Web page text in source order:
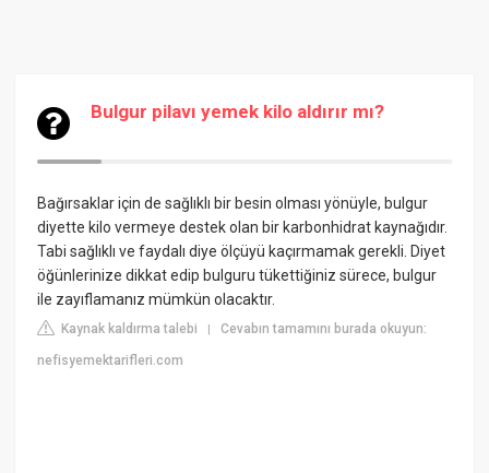
Bulgur pilavı yemek kilo aldırır mı?
Bağırsaklar için de sağlıklı bir besin olması yönüyle, bulgur
diyette kilo vermeye destek olan bir karbonhidrat kaynağıdır.
Tabi sağlıklı ve faydalı diye ölçüyü kaçırmamak gerekli. Diyet
öğünlerinize dikkat edip bulguru tükettiğiniz sürece, bulgur
ile zayıflamanız mümkün olacaktır.
Kaynak kaldırma talebi |Cevabın tamamını burada okuyun:
nefisyemektarifleri.com